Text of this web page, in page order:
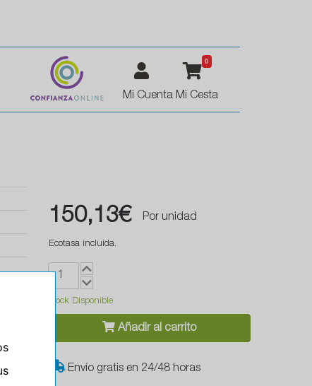
Mi Cuenta
0
Mi Cesta
150,13€ Por unidad
Ecotasa incluida.
Stock Disponible
Añadir al carrito
Envío gratis en 24/48 horas